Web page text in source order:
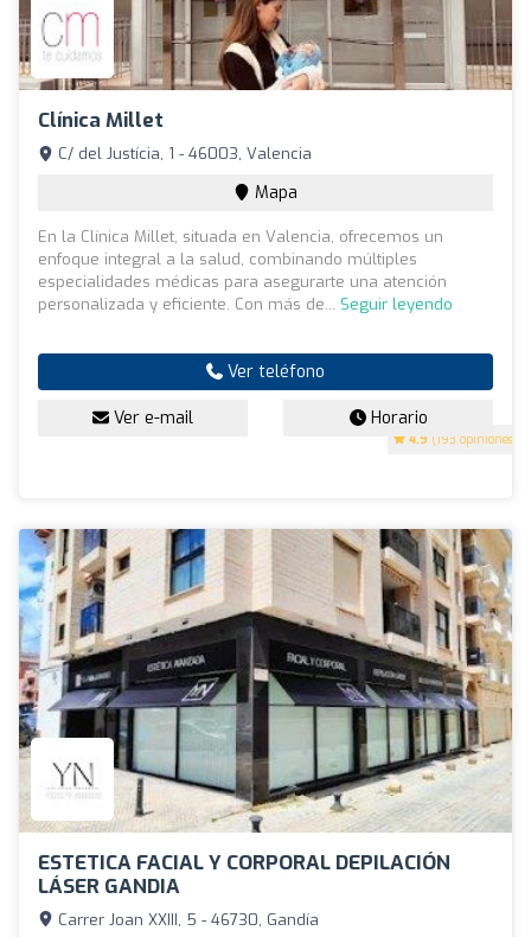
Clínica Millet
4.9 (193 opiniones)
C/ del Justícia, 1 - 46003, Valencia
Mapa
En la Clínica Millet, situada en Valencia, ofrecemos un
enfoque integral a la salud, combinando múltiples
especialidades médicas para asegurarte una atención
personalizada y eficiente. Con más de... Seguir leyendo
Ver teléfono
Ver e-mail Horario
ESTETICA FACIAL Y CORPORAL DEPILACIÓN
LÁSER GANDIA
Carrer Joan XXIII, 5 - 46730, Gandía